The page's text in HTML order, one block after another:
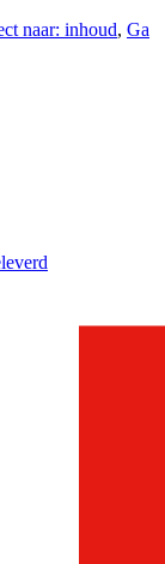
naar: inhoud, Ga